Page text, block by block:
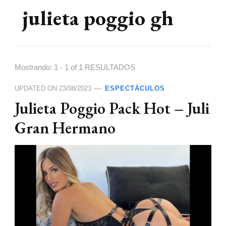
julieta poggio gh
Mostrando: 1 - 1 of 1 RESULTADOS
UPDATED ON 23/08/2023 ESPECTÁCULOS
Julieta Poggio Pack Hot – Juli
Gran Hermano